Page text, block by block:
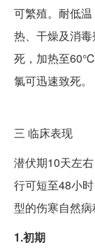
可繁殖。耐低温
热、干燥及消
死，加热至60℃
氯可迅速致死。
三 临床表现
潜伏期10天左
行可短至48小
型的伤寒自然病
1.初期